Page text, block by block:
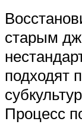
старым
подходят
Процесс